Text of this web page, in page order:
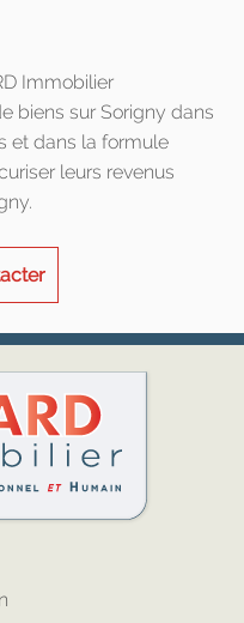
Immobilier
biens sur Sorigny dans
et dans la formule
leurs revenus